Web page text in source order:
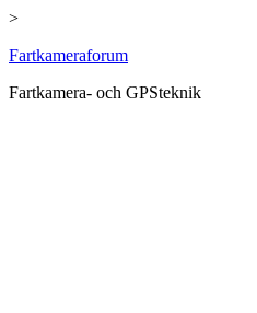
>
Hoppa
innehåll
Fartkameraforum
Fartkamera- och GPSteknik